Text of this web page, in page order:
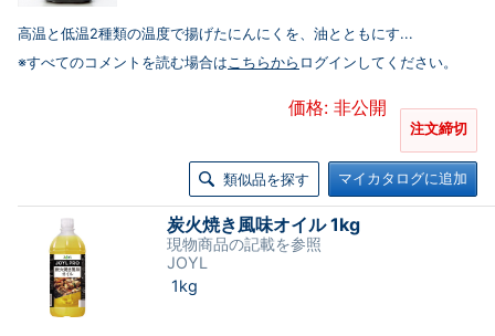
高温と低温2種類の温度で揚げたにんにくを、油とともにす...
※すべてのコメントを読む場合はこちらから ログインしてください。
価格: 非公開
注文締切
類似品を探す マイカタログに追加
炭火焼き風味オイル 1kg
現物商品の記載を参照
JOYL
1kg